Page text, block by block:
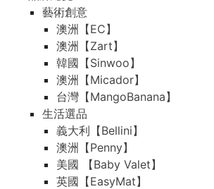
藝術創意
澳洲【EC】
澳洲【Zart】
韓國【Sinwoo】
澳洲【Micador】
台灣【MangoBanana】
生活選品
義大利【Bellini】
澳洲【Penny】
美國 【Baby Valet】
英國【EasyMat】